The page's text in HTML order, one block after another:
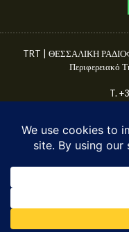
TRT | ΘΕΣΣΑΛΙΚΗ
Περιφερειακό
T.
©